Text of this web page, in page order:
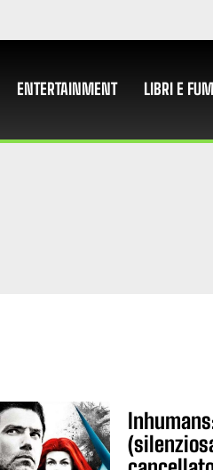
ENTERTAINMENT LIBRI E